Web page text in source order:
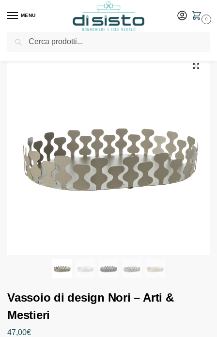
MENU
0
Home Shop Tavola Vassoi
Vassoio di design Nori – Arti &
Mestieri
47,00€